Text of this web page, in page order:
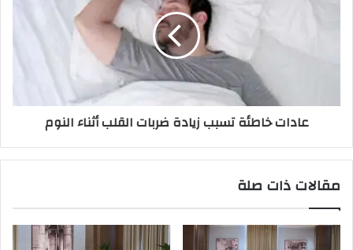
عادات خاطئة تسبب زيادة ضربات القلب أثناء النوم
مقالات ذات صلة